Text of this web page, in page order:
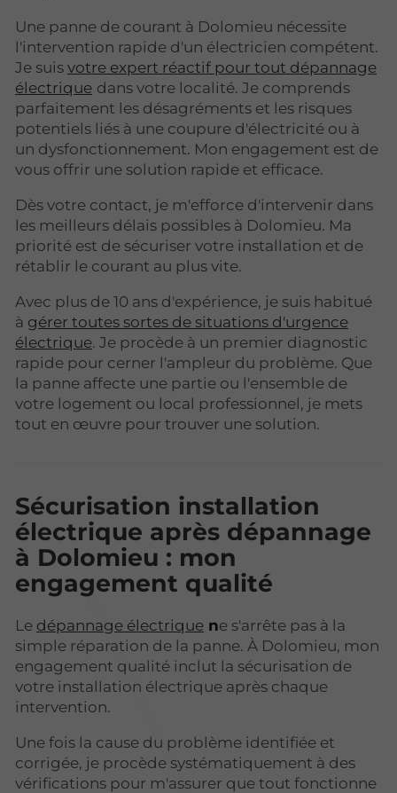
Une panne de courant à Dolomieu nécessite
l'intervention rapide d'un électricien compétent.
Je suis votre expert réactif pour tout dépannage
électrique dans votre localité. Je comprends
parfaitement les désagréments et les risques
potentiels liés à une coupure d'électricité ou à
un dysfonctionnement. Mon engagement est de
vous offrir une solution rapide et efficace.
Dès votre contact, je m'efforce d'intervenir dans
les meilleurs délais possibles à Dolomieu. Ma
priorité est de sécuriser votre installation et de
rétablir le courant au plus vite.
Avec plus de 10 ans d'expérience, je suis habitué
à gérer toutes sortes de situations d'urgence
électrique. Je procède à un premier diagnostic
rapide pour cerner l'ampleur du problème. Que
la panne affecte une partie ou l'ensemble de
votre logement ou local professionnel, je mets
tout en œuvre pour trouver une solution.
Sécurisation installation
électrique après dépannage
à Dolomieu : mon
engagement qualité
Le dépannage électrique ne s'arrête pas à la
simple réparation de la panne. À Dolomieu, mon
engagement qualité inclut la sécurisation de
votre installation électrique après chaque
intervention.
Une fois la cause du problème identifiée et
corrigée, je procède systématiquement à des
vérifications pour m'assurer que tout fonctionne